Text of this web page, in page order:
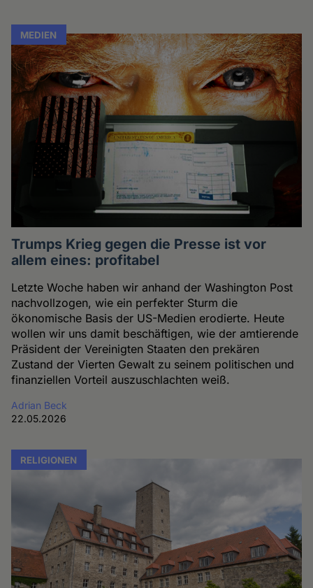
MEDIEN
Trumps Krieg gegen die Presse ist vor
allem eines: profitabel
Letzte Woche haben wir anhand der Washington Post
nachvollzogen, wie ein perfekter Sturm die
ökonomische Basis der US-Medien erodierte. Heute
wollen wir uns damit beschäftigen, wie der amtierende
Präsident der Vereinigten Staaten den prekären
Zustand der Vierten Gewalt zu seinem politischen und
finanziellen Vorteil auszuschlachten weiß.
Adrian Beck
22.05.2026
RELIGIONEN